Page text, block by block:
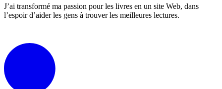
J’ai transformé ma passion pour les livres en un site Web, dans
l’espoir d’aider les gens à trouver les meilleures lectures.